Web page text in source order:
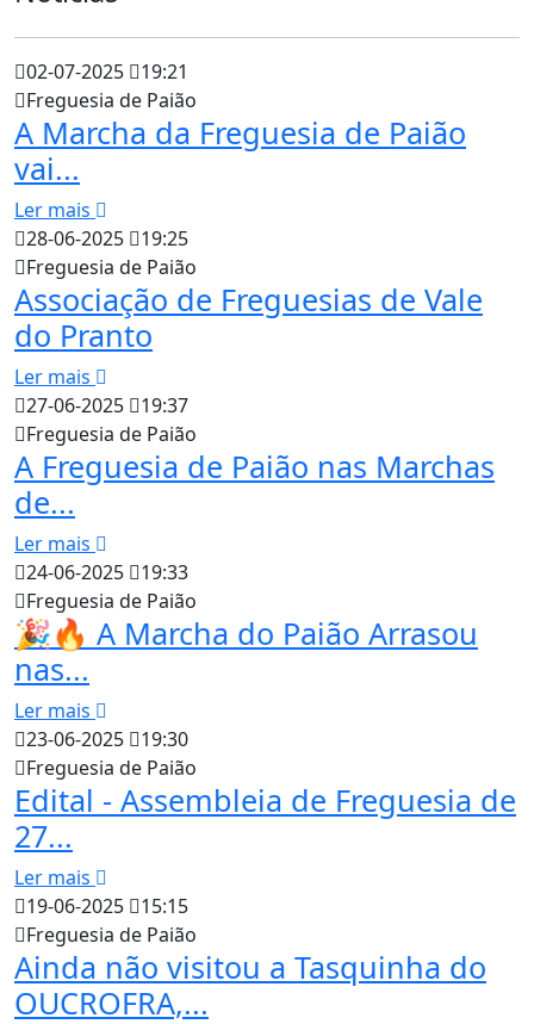
02-07-2025
19:21
Freguesia de Paião
A Marcha da Freguesia de Paião
vai...
Ler mais
28-06-2025
19:25
Freguesia de Paião
Associação de Freguesias de Vale
do Pranto
Ler mais
27-06-2025
19:37
Freguesia de Paião
A Freguesia de Paião nas Marchas
de...
Ler mais
24-06-2025
19:33
Freguesia de Paião
🎉🔥 A Marcha do Paião Arrasou
nas...
Ler mais
23-06-2025
19:30
Freguesia de Paião
Edital - Assembleia de Freguesia de
27...
Ler mais
19-06-2025
15:15
Freguesia de Paião
Ainda não visitou a Tasquinha do
OUCROFRA,...